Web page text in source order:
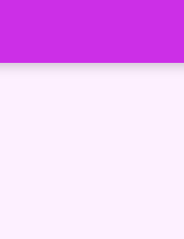
で配信してるよ！